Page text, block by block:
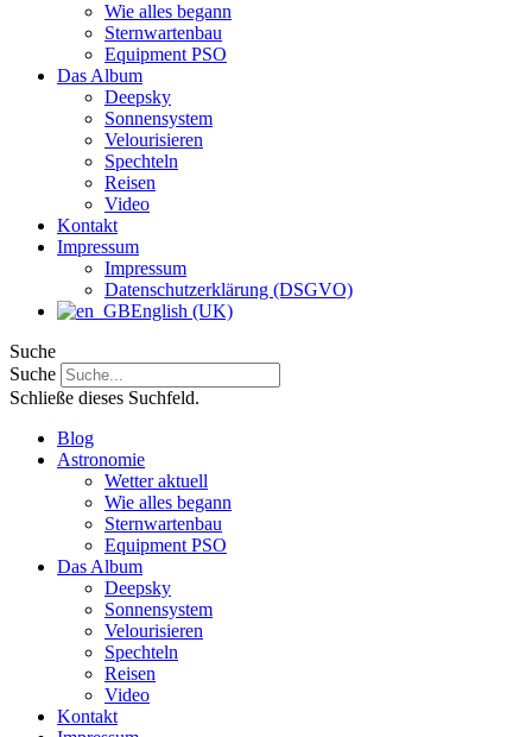
Wie alles begann
Sternwartenbau
Equipment PSO
Das Album
Deepsky
Sonnensystem
Velourisieren
Spechteln
Reisen
Video
Kontakt
Impressum
Impressum
Datenschutzerklärung (DSGVO)
English (UK)
Suche
Suche
Schließe dieses Suchfeld.
Blog
Astronomie
Wetter aktuell
Wie alles begann
Sternwartenbau
Equipment PSO
Das Album
Deepsky
Sonnensystem
Velourisieren
Spechteln
Reisen
Video
Kontakt